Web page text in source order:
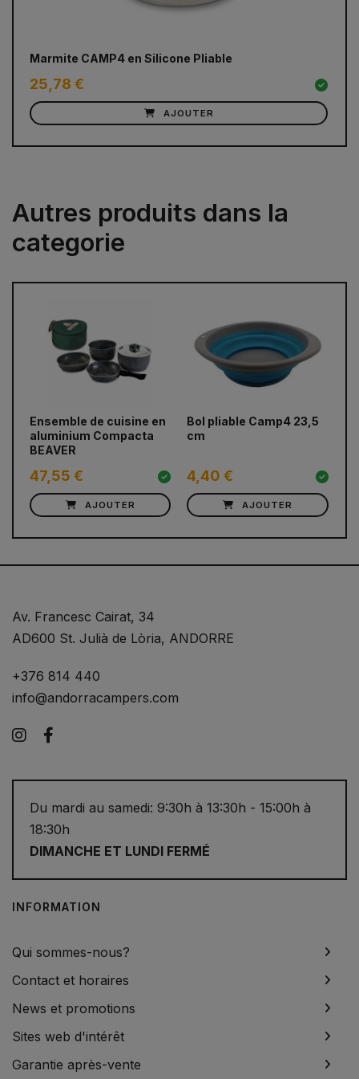
Marmite CAMP4 en Silicone Pliable
25,78 €
AJOUTER
Autres produits dans la
categorie
Ensemble de cuisine en
aluminium Compacta
BEAVER
47,55 €
AJOUTER
Bol pliable Camp4 23,5
cm
4,40 €
AJOUTER
Av. Francesc Cairat, 34
AD600 St. Julià de Lòria, ANDORRE
+376 814 440
info@andorracampers.com
Instagram
Du mardi au samedi: 9:30h à 13:30h - 15:00h à
18:30h
DIMANCHE ET LUNDI FERMÉ
INFORMATION
Qui sommes-nous?
Contact et horaires
News et promotions
Sites web d'intérêt
Garantie après-vente